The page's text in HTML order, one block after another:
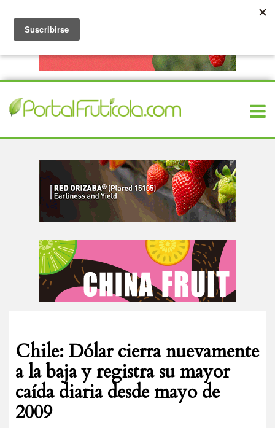
Chile: Dólar cierra nuevamente
a la baja y registra su mayor
caída diaria desde mayo de
2009